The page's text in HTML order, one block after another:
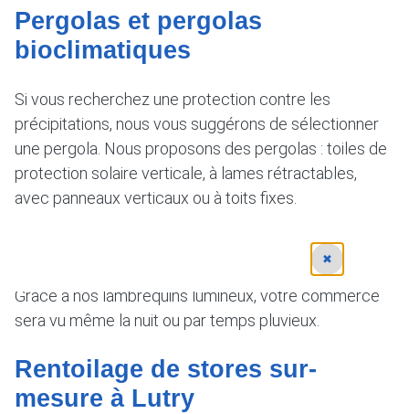
Pergolas et pergolas
bioclimatiques
Si vous recherchez une protection contre les
précipitations, nous vous suggérons de sélectionner
une pergola. Nous proposons des pergolas : toiles de
protection solaire verticale, à lames rétractables,
avec panneaux verticaux ou à toits fixes.
Grâce à nos lambrequins lumineux, votre commerce
sera vu même la nuit ou par temps pluvieux.
Rentoilage de stores sur-
mesure à Lutry
✖